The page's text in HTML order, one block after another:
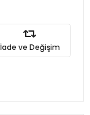
İade ve Değişim